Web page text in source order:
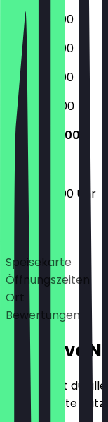
06:30 - 18:00
06:30 - 18:00
06:30 - 18:00
07:00 - 17:00
07:00 - 13:00
07:00 - 13:00 Uhr
Deals
Speisekarte
Öffnungszeiten
Ort
Bewertungen
Exklusive
Hier findest du
für NeoTaste